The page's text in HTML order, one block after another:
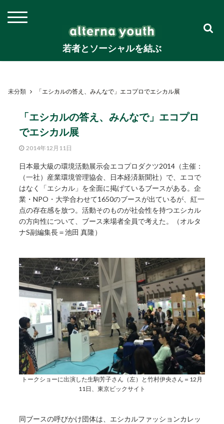
若者とソーシャルを結ぶ
未分類 「エシカルの答え、みんなで」エコプロでエシカル展
「エシカルの答え、みんなで」エコプロ
でエシカル展
2014年12月11日
日本最大級の環境活動展示会エコプロダクツ2014（主催：
（一社）産業環境管理協会、日本経済新聞社）で、エコで
はなく「エシカル」を全面に掲げているブースがある。企
業・NPO・大学合わせて1650のブースが出ているが、紅一
点の存在感を放つ。活動そのものが社会性を持つエシカル
の方向性について、ブース来場者全員で考えた。（オルタ
ナS副編集長＝池田 真隆）
トークショーに出演した生駒芳子さん（左）と竹村伊央さん＝12月
11日、東京ビックサイト
同ブースの呼びかけ団体は、エシカルファッションカレッ